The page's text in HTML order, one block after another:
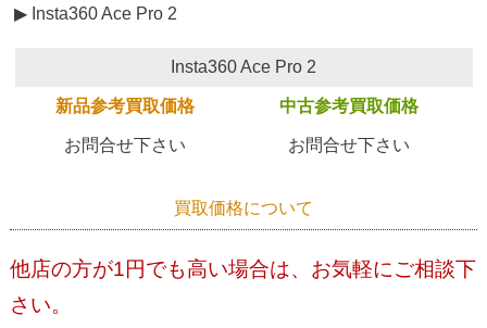
▶ Insta360 Ace Pro 2
Insta360 Ace Pro 2
新品参考買取価格 中古参考買取価格
お問合せ下さい お問合せ下さい
買取価格について
他店の方が1円でも高い場合は、お気軽にご相談下
さい。